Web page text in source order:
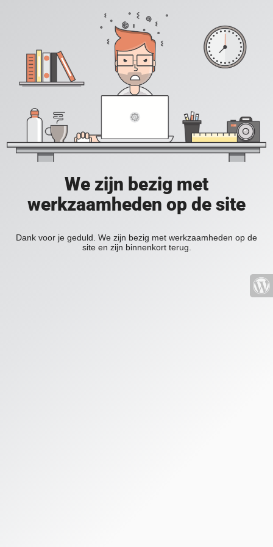
We zijn bezig met
werkzaamheden op de site
Dank voor je geduld. We zijn bezig met werkzaamheden op de
site en zijn binnenkort terug.